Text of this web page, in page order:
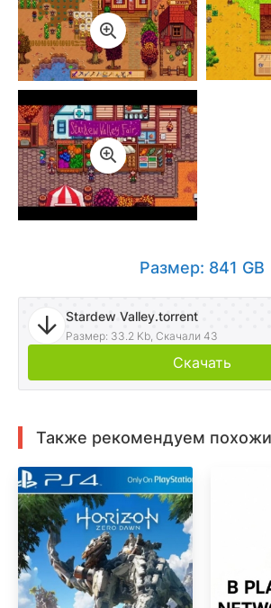
Размер: 841 GB
Stardew Valley.torrent
Размер: 33.2 Kb, Скачали 43
Скачать
Также рекомендуем